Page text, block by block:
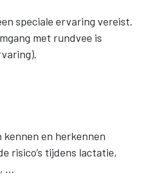
speciale ervaring vereist.
met rundvee is
kennen en herkennen
risico’s tijdens lactatie,
…